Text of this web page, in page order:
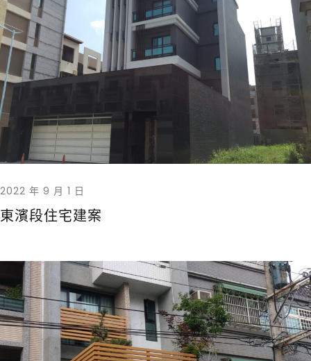
2022 年 9 月 1 日
東濱段住宅建案